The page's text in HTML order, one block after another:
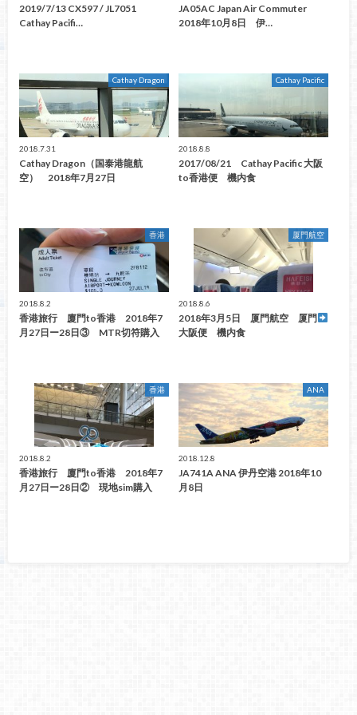
2019/7/13 CX597 / JL7051
Cathay Pacifi…
JA05AC Japan Air Commuter
2018年10月8日 伊…
Cathay Dragon
2018.7.31
Cathay Dragon（国泰港龍航
空） 2018年7月27日
Cathay Pacific
2018.8.8
2017/08/21 Cathay Pacific 大阪
to香港便 機内食
香港
2018.8.2
香港旅行 廈門to香港 2018年7
月27日ー28日③ MTR切符購入
厦門航空
2018.8.6
2018年3月5日 厦門航空 厦門
大阪便 機内食
香港
2018.8.2
香港旅行 廈門to香港 2018年7
月27日ー28日② 現地sim購入
ANA
2018.12.8
JA741A ANA 伊丹空港 2018年10
月8日